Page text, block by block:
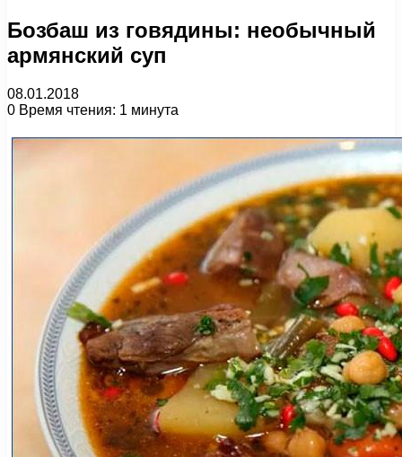
Бозбаш из говядины: необычный
армянский суп
08.01.2018
0 Время чтения: 1 минута